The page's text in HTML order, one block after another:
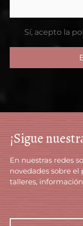
Sí, acepto la
¡Sigue
En nuestras redes
novedades sobre
talleres,